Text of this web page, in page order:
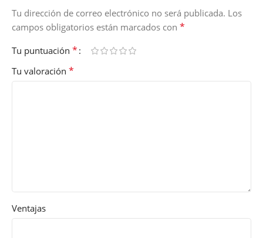
Tu dirección de correo electrónico no será publicada. Los
campos obligatorios están marcados con *
Tu puntuación *
Tu valoración *
Ventajas